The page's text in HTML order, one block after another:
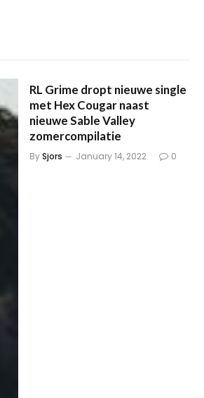
RL Grime dropt nieuwe single
met Hex Cougar naast
nieuwe Sable Valley
zomercompilatie
BySjors January 14, 2022 0